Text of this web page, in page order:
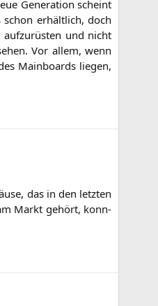
Gene­ra­ti­on scheint
erhält­lich, doch
auf­zu­rüs­ten und nicht
Vor allem, wenn
Main­boards lie­gen,
das in den letz­ten
Markt gehört, konn­